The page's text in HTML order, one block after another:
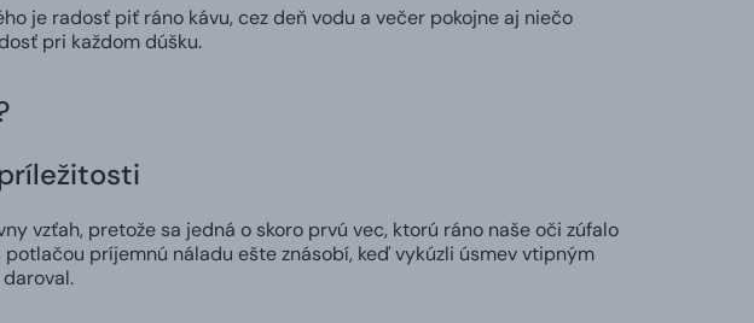
je radosť piť ráno kávu, cez deň vodu a večer pokojne aj niečo
pri každom dúšku.
vzťah, pretože sa jedná o skoro prvú vec, ktorú ráno naše oči zúfalo
príjemnú náladu ešte znásobí, keď vykúzli úsmev vtipným